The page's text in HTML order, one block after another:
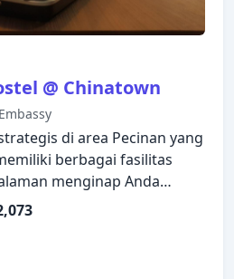
@ Chinatown
di area Pecinan yang
berbagai fasilitas
menginap Anda
fasilitas seperti WiFi gratis
24 jam, penyimpanan
umum, kamar untuk
Anda nikmati. Kamar